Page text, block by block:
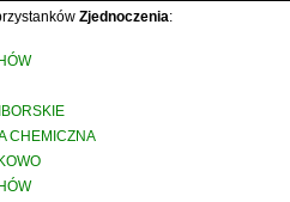
Zjednoczenia:
CHEMICZNA